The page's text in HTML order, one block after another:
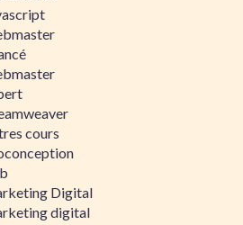
cours
Digital
digital